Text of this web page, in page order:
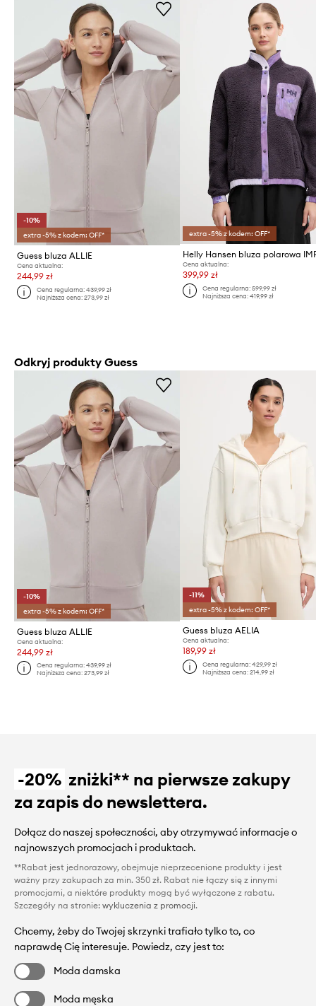
-10%
extra -5% z kodem: OFF*
Guess bluza ALLIE
Cena aktualna:
244,99 zł
Cena regularna:439,99 zł
Najniższa cena:273,99 zł
extra -5% z kodem: OFF*
Cena aktualna:
399,99 zł
Cena regularna: 599,99 zł
Najniższa cena: 419,99 zł
Odkryj produkty Guess
-10%
extra -5% z kodem: OFF*
Guess bluza ALLIE
Cena aktualna:
244,99 zł
Cena regularna:439,99 zł
Najniższa cena:273,99 zł
-11%
extra -5% z kodem: OFF*
Guess bluza AELIA
Cena aktualna:
189,99 zł
Cena regularna: 429,99 zł
Najniższa cena: 214,99 zł
-20% zniżki** na pierwsze zakupy
za zapis do newslettera.
Dołącz do naszej społeczności, aby otrzymywać informacje o
najnowszych promocjach i produktach.
**Rabat jest jednorazowy, obejmuje nieprzecenione produkty i jest
ważny przy zakupach za min. 350 zł. Rabat nie łączy się z innymi
promocjami, a niektóre produkty mogą być wyłączone z rabatu.
Szczegóły na stronie: wykluczenia z promocji.
Chcemy, żeby do Twojej skrzynki trafiało tylko to, co
naprawdę Cię interesuje. Powiedz, czy jest to:
Moda damska
Moda męska